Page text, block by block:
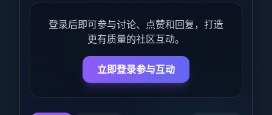
登录后即可参与讨论、点赞和回复，打造
更有质量的社区互动。
立即登录参与互动